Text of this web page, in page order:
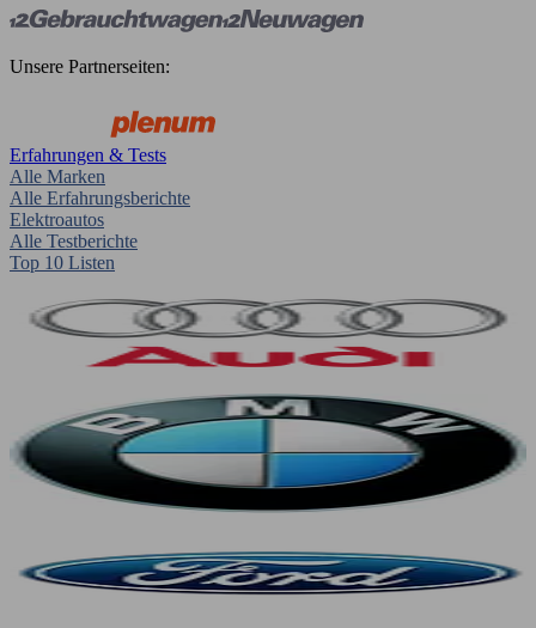
Unsere Partnerseiten:
Erfahrungen & Tests
Alle Marken
Alle Erfahrungsberichte
Elektroautos
Alle Testberichte
Top 10 Listen